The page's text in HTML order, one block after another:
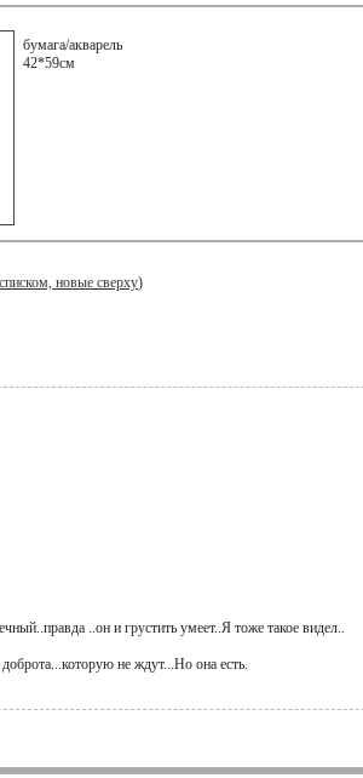
бумага/акварель
42*59см
списком, новые сверху)
..он и грустить умеет..Я тоже такое видел..
не ждут...Но она есть.